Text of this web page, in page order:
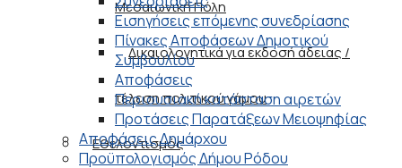
Μεσαιωνική Πόλη
Δικαιολογητικά για εκδοσή άδειας /
τέλεση πολιτικού γάμου
Εθελοντισμός
Εισηγήσεις επόμενης συνεδρίασης
Πίνακες Αποφάσεων Δημοτικού
Συμβουλίου
Αποφάσεις
Περιουσιακή κατάσταση αιρετών
Προτάσεις Παρατάξεων Μειοψηφίας
Αποφάσεις Δημάρχου
Προϋπολογισμός Δήμου Ρόδου